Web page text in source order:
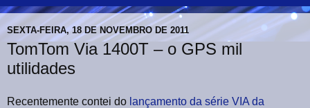
SEXTA-FEIRA, 18 DE NOVEMBRO DE 2011
TomTom Via 1400T – o GPS mil
utilidades
Recentemente contei do lançamento da série VIA da